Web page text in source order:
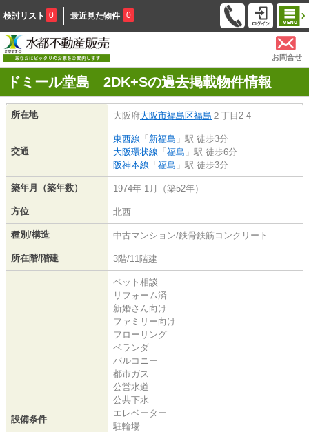
検討リスト 0 最近見た物件 0
お問合せ
ドミール堂島 2DK+Sの過去掲載物件情報
所在地 大阪府大阪市福島区福島 ２丁目2-4
交通
東西線 「 新福島 」駅 徒歩3分
大阪環状線 「 福島 」駅 徒歩6分
阪神本線 「 福島 」駅 徒歩3分
築年月（築年数） 1974年 1月（築52年）
方位 北西
種別/構造 中古マンション/鉄骨鉄筋コンクリート
所在階/階建 3階/11階建
設備条件
ペット相談
リフォーム済
新婚さん向け
ファミリー向け
フローリング
ベランダ
バルコニー
都市ガス
公営水道
公共下水
エレベーター
駐輪場